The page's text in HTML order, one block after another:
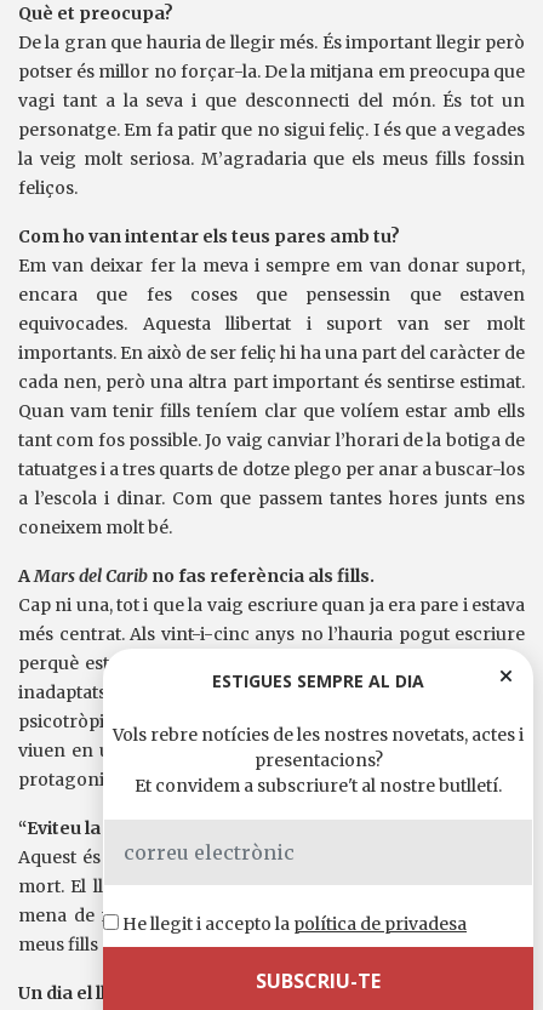
Què et preocupa?
De la gran que hauria de llegir més. És important llegir però
potser és millor no forçar-la. De la mitjana em preocupa que
vagi tant a la seva i que desconnecti del món. És tot un
personatge. Em fa patir que no sigui feliç. I és que a vegades
la veig molt seriosa. M’agradaria que els meus fills fossin
feliços.
Com ho van intentar els teus pares amb tu?
Em van deixar fer la meva i sempre em van donar suport,
encara que fes coses que pensessin que estaven
equivocades. Aquesta llibertat i suport van ser molt
importants. En això de ser feliç hi ha una part del caràcter de
cada nen, però una altra part important és sentirse estimat.
Quan vam tenir fills teníem clar que volíem estar amb ells
tant com fos possible. Jo vaig canviar l’horari de la botiga de
tatuatges i a tres quarts de dotze plego per anar a buscar-los
a l’escola i dinar. Com que passem tantes hores junts ens
coneixem molt bé.
AMars del Carib no fas referència als fills.
Cap ni una, tot i que la vaig escriure quan ja era pare i estava
més centrat. Als vint-i-cinc anys no l’hauria pogut escriure
perquè estava fent allò que hi explico. El llibre parla d’uns
inadaptats que se submergeixen en un món de substàncies
psicotròpiques i d’alcohol. Són uns amics que pràcticament
viuen en un bar que es diu Mars del Carib, que ve a ser el
protagonista.
“Eviteu la ressaca, manteniu- vos borratxos”.
Aquest és un rètol que es pot llegir en aquest bar de mala
mort. El llibre és com narrar una festa salvatge. No té cap
mena de moral. No és un llibre que hagi escrit perquè els
meus fills coneguin com era jo als vint anys.
Un dia el llegiran.
ESTIGUES SEMPRE AL DIA
Vols rebre notícies de les nostres novetats, actes i
presentacions?
Et convidem a subscriure't al nostre butlletí.
He llegit i accepto la política de privadesa